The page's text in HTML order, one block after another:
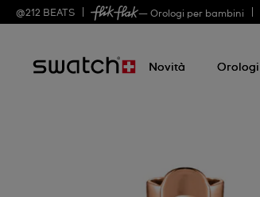
@212 BEATS — Orologi per bambini
Novità Orologi